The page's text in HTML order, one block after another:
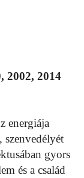
2002, 2014
energiája
szenvedélyét
gyors
és a család